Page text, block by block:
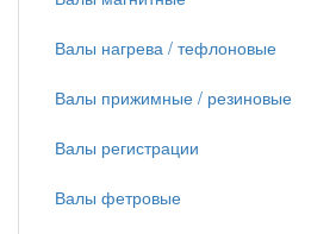
Валы нагрева / тефлоновые
Валы прижимные / резиновые
Валы регистрации
Валы фетровые